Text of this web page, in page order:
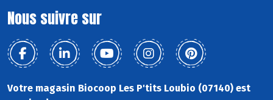
Nous suivre sur
Votre magasin Biocoop Les P'tits Loubio (07140) est